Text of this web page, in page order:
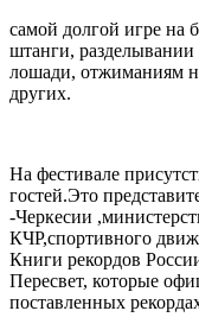
самой долгой игре на
штанги, разделывании
лошади, отжиманиям
других.
На фестивале
гостей.Это
-Черкесии
КЧР,спортивного
Книги рекордов
Пересвет, которые
поставленных